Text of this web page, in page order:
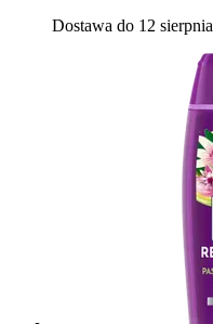
Dostawa do 12 sierpnia